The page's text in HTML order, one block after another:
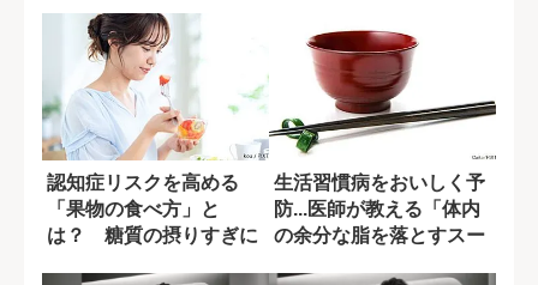
認知症リスクを高める
「果物の食べ方」と
は？ 糖質の摂りすぎに
生活習慣病をおいしく予
防...医師が教える「体内
の余分な脂を落とすスー